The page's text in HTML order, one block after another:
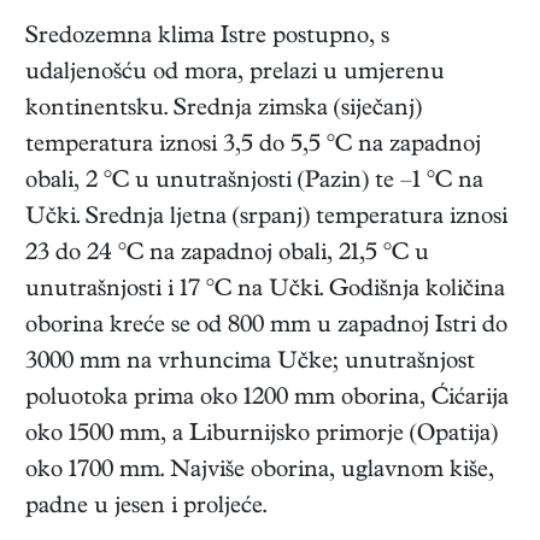
Sredozemna klima Istre postupno, s
udaljenošću od mora, prelazi u umjerenu
kontinentsku. Srednja zimska (siječanj)
temperatura iznosi 3,5 do 5,5 °C na zapadnoj
obali, 2 °C u unutrašnjosti (Pazin) te –1 °C na
Učki. Srednja ljetna (srpanj) temperatura iznosi
23 do 24 °C na zapadnoj obali, 21,5 °C u
unutrašnjosti i 17 °C na Učki. Godišnja količina
oborina kreće se od 800 mm u zapadnoj Istri do
3000 mm na vrhuncima Učke; unutrašnjost
poluotoka prima oko 1200 mm oborina, Ćićarija
oko 1500 mm, a Liburnijsko primorje (Opatija)
oko 1700 mm. Najviše oborina, uglavnom kiše,
padne u jesen i proljeće.